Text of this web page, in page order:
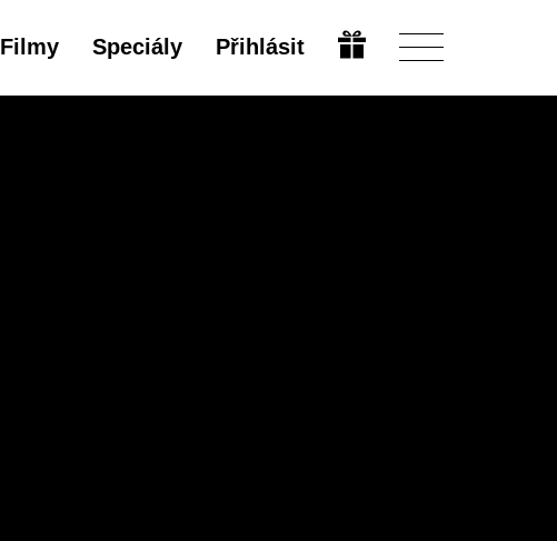
Filmy Speciály Přihlásit